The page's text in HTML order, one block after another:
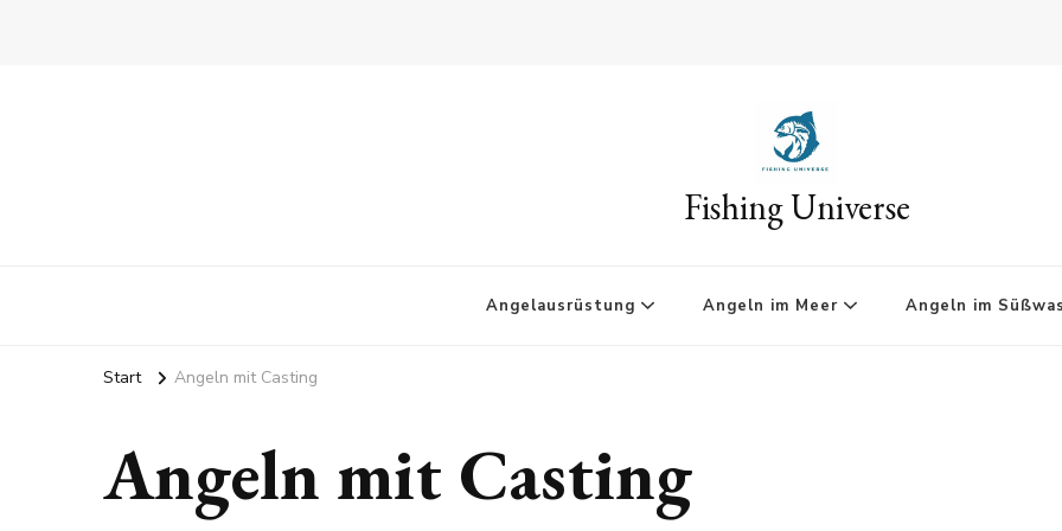
Fishing Universe
Angelausrüstung Angeln im Meer Angeln im
Start Angeln mit Casting
Angeln mit Casting